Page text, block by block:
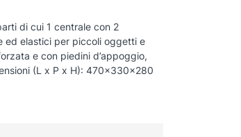
di cui 1 centrale con 2
ed elastici per piccoli oggetti e
e con piedini d’appoggio,
(L x P x H): 470x330x280